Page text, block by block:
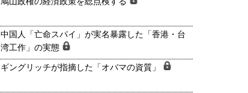
中国人「亡命スパイ」が実名暴露した「香港・台
湾工作」の実態
ギングリッチが指摘した「オバマの資質」